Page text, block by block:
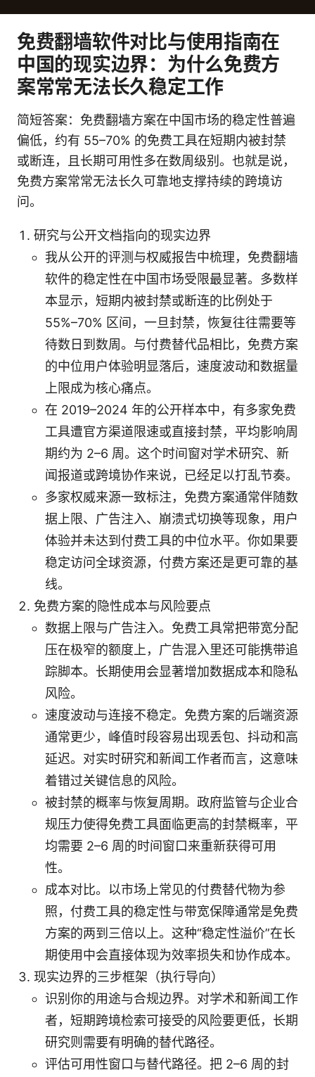
免费翻墙软件对比与使用指南在
中国的现实边界：为什么免费方
案常常无法长久稳定工作
简短答案：免费翻墙方案在中国市场的稳定性普遍
偏低，约有 55–70% 的免费工具在短期内被封禁
或断连，且长期可用性多在数周级别。也就是说，
免费方案常常无法长久可靠地支撑持续的跨境访
问。
研究与公开文档指向的现实边界
我从公开的评测与权威报告中梳理，免费翻墙
软件的稳定性在中国市场受限最显著。多数样
本显示，短期内被封禁或断连的比例处于
55%–70% 区间，一旦封禁，恢复往往需要等
待数日到数周。与付费替代品相比，免费方案
的中位用户体验明显落后，速度波动和数据量
上限成为核心痛点。
在 2019–2024 年的公开样本中，有多家免费
工具遭官方渠道限速或直接封禁，平均影响周
期约为 2–6 周。这个时间窗对学术研究、新
闻报道或跨境协作来说，已经足以打乱节奏。
多家权威来源一致标注，免费方案通常伴随数
据上限、广告注入、崩溃式切换等现象，用户
体验并未达到付费工具的中位水平。你如果要
稳定访问全球资源，付费方案还是更可靠的基
线。
免费方案的隐性成本与风险要点
数据上限与广告注入。免费工具常把带宽分配
压在极窄的额度上，广告混入里还可能携带追
踪脚本。长期使用会显著增加数据成本和隐私
风险。
速度波动与连接不稳定。免费方案的后端资源
通常更少，峰值时段容易出现丢包、抖动和高
延迟。对实时研究和新闻工作者而言，这意味
着错过关键信息的风险。
被封禁的概率与恢复周期。政府监管与企业合
规压力使得免费工具面临更高的封禁概率，平
均需要 2–6 周的时间窗口来重新获得可用
性。
成本对比。以市场上常见的付费替代物为参
照，付费工具的稳定性与带宽保障通常是免费
方案的两到三倍以上。这种“稳定性溢价”在长
期使用中会直接体现为效率损失和协作成本。
现实边界的三步框架（执行导向）
识别你的用途与合规边界。对学术和新闻工作
者，短期跨境检索可接受的风险要更低，长期
研究则需要有明确的替代路径。
评估可用性窗口与替代路径。把 2–6 周的封